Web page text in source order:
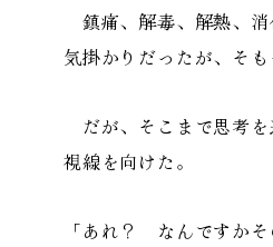
鎮痛、解毒、解熱、
気掛かりだったが、そ
だが、そこまで思考
視線を向けた。
「あれ？ なんですか